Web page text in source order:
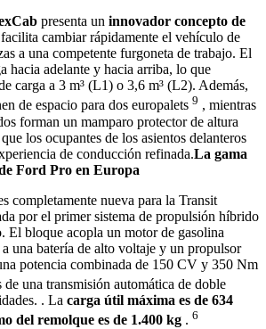
presenta un innovador concepto de
cambiar rápidamente el vehículo de
a una competente furgoneta de trabajo. El
hacia adelante y hacia arriba, lo que
carga a 3 m³ (L1) o 3,6 m³ (L2). Además,
de espacio para dos europalets 9 , mientras
forman un mamparo protector de altura
los ocupantes de los asientos delanteros
de conducción refinada.La gama
Ford Pro en Europa
completamente nueva para la Transit
por el primer sistema de propulsión híbrido
El bloque acopla un motor de gasolina
una batería de alto voltaje y un propulsor
potencia combinada de 150 CV y ​​350 Nm
de una transmisión automática de doble
. La carga útil máxima es de 634
del remolque es de 1.400 kg . 6